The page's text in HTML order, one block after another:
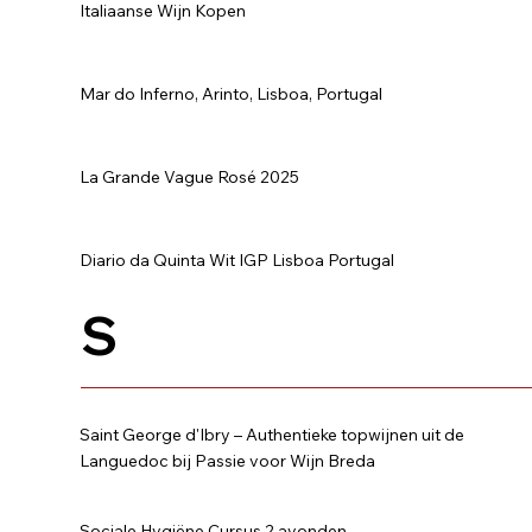
Italiaanse Wijn Kopen
Mar do Inferno, Arinto, Lisboa, Portugal
La Grande Vague Rosé 2025
Diario da Quinta Wit IGP Lisboa Portugal
S
Saint George d'Ibry – Authentieke topwijnen uit de
Languedoc bij Passie voor Wijn Breda